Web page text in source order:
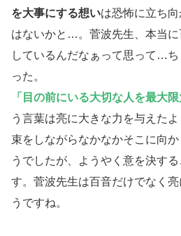
を大事にする想いは恐怖に立ち
はないかと…。菅波先生、本当
しているんだなぁって思って…ち
った。
「目の前にいる大切な人を最大限
う言葉は亮に大きな力を与えた
束をしながらなかなかそこに向
うでしたが、ようやく意を決す
す。菅波先生は百音だけでなく
うですね。